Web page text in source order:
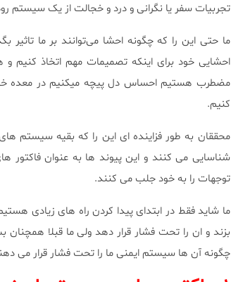
تجربیات سفر یا نگرانی و درد و خجالت از یک سیستم
ما حتی این را که چگونه احشا می‌توانند بر ما
احشایی خود برای اینکه تصمیمات مهم اتخاذ
مضطرب هستیم احساس دل پیچه میکنیم در معده
کنیم.
محققان به طور فزاینده ای این را که بقیه سیستم
شناسایی می کنند و این پیوند ها به عنوان
توجهات را به خود جلب می کنند.
ما شاید فقط در ابتدای پیدا کردن راه های زیادی
بزند و ان را تحت فشار قرار دهد ولی ما قبلا
چگونه آن ها سیستم ایمنی ما را تحت فشار قرار می